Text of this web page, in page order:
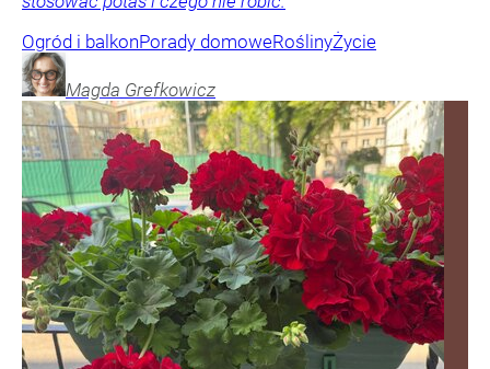
Ogród i balkonPorady domoweRoślinyŻycie
Magda Grefkowicz